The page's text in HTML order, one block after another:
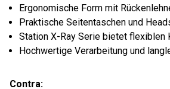
Ergonomische Form mit
Praktische Seitentaschen und
Station X-Ray Serie bietet flexiblen
Hochwertige Verarbeitung und
Contra: